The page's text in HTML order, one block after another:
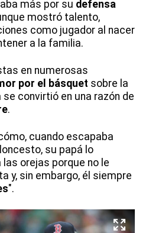
más por su defensa
mostró talento,
como jugador al nacer
a la familia.
en numerosas
por el básquet sobre la
convirtió en una razón de
.
cuando escapaba
su papá lo
las orejas porque no le
y, sin embargo, él siempre
".